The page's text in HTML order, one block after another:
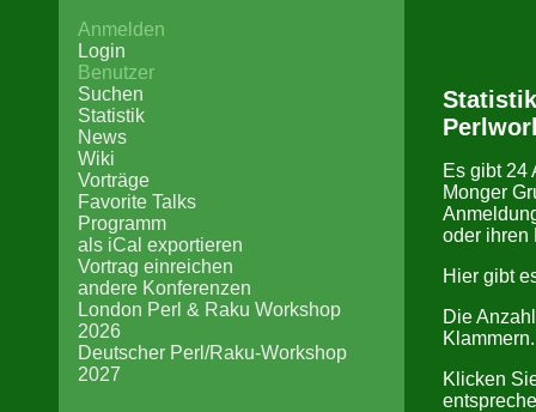
Anmelden
Login
Benutzer
Suchen
Statistik
News
Wiki
Vorträge
Favorite Talks
Programm
als iCal exportieren
Vortrag einreichen
andere Konferenzen
London Perl & Raku Workshop
2026
Deutscher Perl/Raku-Workshop
2027
Es gibt 24
Monger
oder ihren
Hier gibt
Die
Klammern.
Klicken